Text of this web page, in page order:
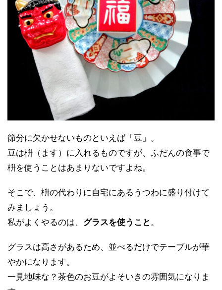
節分に欠かせないものといえば「豆」。
豆は枡（ます）に入れるものですが、ふだんの食事で
枡を使うことはあまりないですよね。
そこで、枡の代わりに自宅にあるうつわに盛り付けて
みましょう。
私がよくやるのは、 グラスを使うこと。
グラスは高さがあるため、並べるだけでテーブルが華
やかになります。
一見地味な？茶色のお豆がよそいきの雰囲気になりま